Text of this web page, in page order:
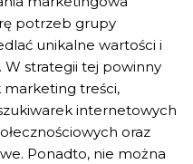
potrzeb grupy
unikalne wartości i
strategii tej powinny
marketing treści,
internetowych
oraz
Ponadto, nie można